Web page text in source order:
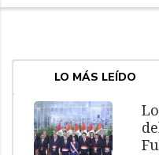
LO MÁS LEÍDO